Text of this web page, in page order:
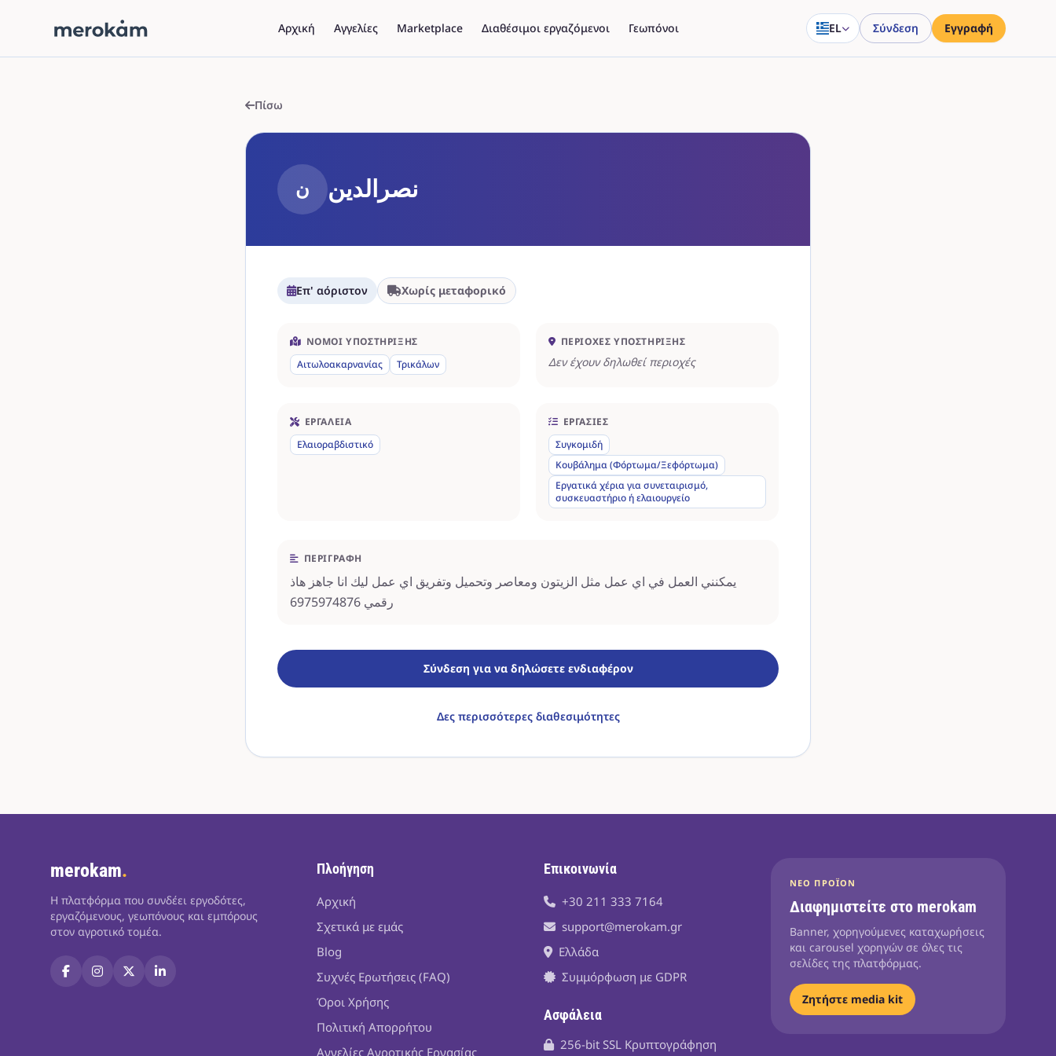
Αρχική Αγγελίες Marketplace Διαθέσιμοι εργαζόμενοι Γεωπόνοι EL Σύνδεση Εγγραφή
Πίσω
ن نصرالدين
Επ' αόριστον Χωρίς μεταφορικό
ΝΟΜΟΊ ΥΠΟΣΤΉΡΙΞΗΣ
Αιτωλοακαρνανίας
Τρικάλων
ΠΕΡΙΟΧΈΣ ΥΠΟΣΤΉΡΙΞΗΣ
Δεν έχουν δηλωθεί περιοχές
ΕΡΓΑΛΕΊΑ
Ελαιοραβδιστικό
ΕΡΓΑΣΊΕΣ
Συγκομιδή
Κουβάλημα (Φόρτωμα/Ξεφόρτωμα)
Εργατικά χέρια για συνεταιρισμό,
συσκευαστήριο ή ελαιουργείο
ΠΕΡΙΓΡΑΦΉ
يمكنني العمل في اي عمل مثل الزيتون ومعاصر وتحميل وتفريق اي عمل ليك انا جاهز هاذ
رقمي 6975974876
Σύνδεση για να δηλώσετε ενδιαφέρον
Δες περισσότερες διαθεσιμότητες
merokam.
Η πλατφόρμα που συνδέει εργοδότες,
εργαζόμενους, γεωπόνους και εμπόρους
στον αγροτικό τομέα.
Πλοήγηση
Αρχική
Σχετικά με εμάς
Blog
Συχνές Ερωτήσεις (FAQ)
Όροι Χρήσης
Πολιτική Απορρήτου
Αγγελίες Αγροτικής Εργασίας
Επικοινωνία
+30 211 333 7164
support@merokam.gr
Ελλάδα
Συμμόρφωση με GDPR
Ασφάλεια
256-bit SSL Κρυπτογράφηση
ΝΈΟ ΠΡΟΪΌΝ
Διαφημιστείτε στο merokam
Banner, χορηγούμενες καταχωρήσεις
και carousel χορηγών σε όλες τις
σελίδες της πλατφόρμας.
Ζητήστε media kit